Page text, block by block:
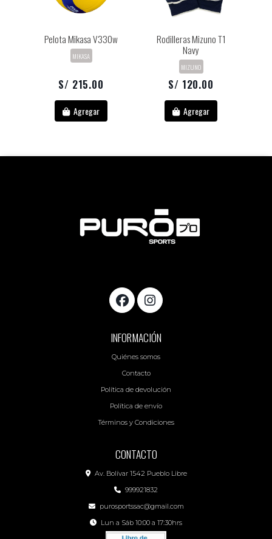
Pelota Mikasa V330w
MIKASA
S/ 215.00
Agregar
Rodilleras Mizuno T1
Navy
MIZUNO
S/ 120.00
Agregar
INFORMACIÓN
Quiénes somos
Contacto
Política de devolución
Política de envío
Términos y Condiciones
CONTACTO
Av. Bolívar 1542 Pueblo Libre
999921832
purosportssac@gmail.com
Lun a Sáb 10:00 a 17:30hrs